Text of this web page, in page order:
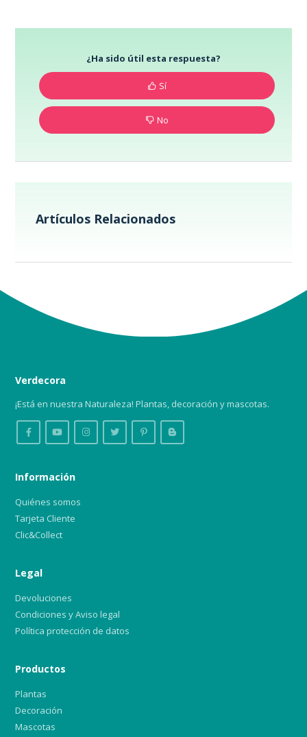
¿Ha sido útil esta respuesta?
Sí
No
Artículos Relacionados
Verdecora
¡Está en nuestra Naturaleza! Plantas, decoración y mascotas.
Información
Quiénes somos
Tarjeta Cliente
Clic&Collect
Legal
Devoluciones
Condiciones y Aviso legal
Política protección de datos
Productos
Plantas
Decoración
Mascotas